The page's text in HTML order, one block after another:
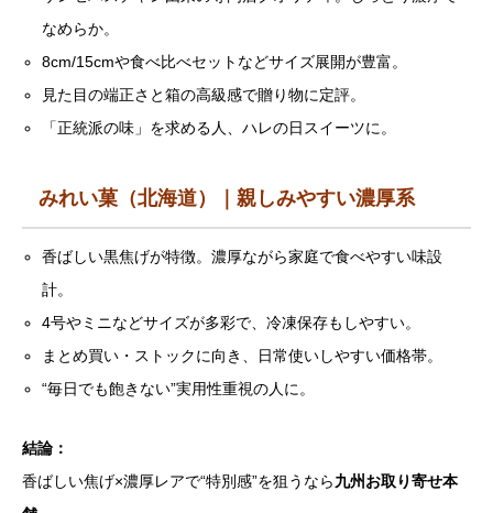
なめらか。
8cm/15cmや食べ比べセットなどサイズ展開が豊富。
見た目の端正さと箱の高級感で贈り物に定評。
「正統派の味」を求める人、ハレの日スイーツに。
みれい菓（北海道）｜親しみやすい濃厚系
香ばしい黒焦げが特徴。濃厚ながら家庭で食べやすい味設
計。
4号やミニなどサイズが多彩で、冷凍保存もしやすい。
まとめ買い・ストックに向き、日常使いしやすい価格帯。
“毎日でも飽きない”実用性重視の人に。
結論：
香ばしい焦げ×濃厚レアで“特別感”を狙うなら九州お取り寄せ本